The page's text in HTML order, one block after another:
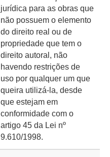
jurídica para as obras que
não possuem o elemento
do direito real ou de
propriedade que tem o
direito autoral, não
havendo restrições de
uso por qualquer um que
queira utilizá-la, desde
que estejam em
conformidade com o
artigo 45 da Lei nº
9.610/1998.